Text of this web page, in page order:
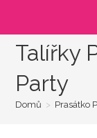
Talířky
Party
Domů > Prasátko